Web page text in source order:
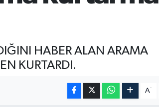
HABER ALAN ARAMA
KURTARDI.
A-